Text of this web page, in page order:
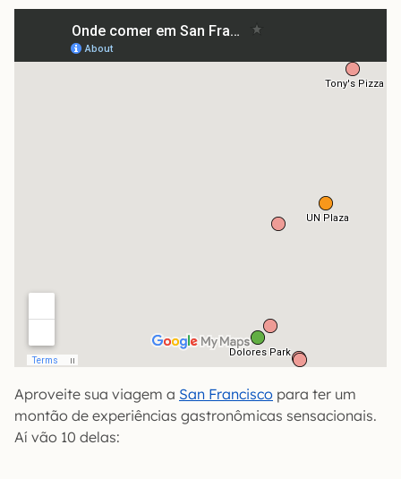
Aproveite sua viagem a San Francisco para ter um
montão de experiências gastronômicas sensacionais.
Aí vão 10 delas: